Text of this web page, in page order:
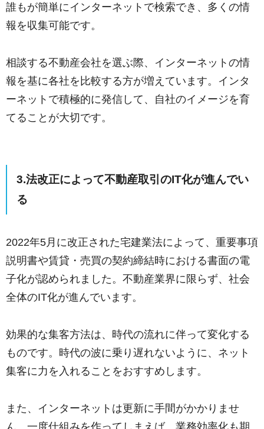
誰もが簡単にインターネットで検索でき、多くの情
報を収集可能です。
相談する不動産会社を選ぶ際、インターネットの情
報を基に各社を比較する方が増えています。インタ
ーネットで積極的に発信して、自社のイメージを育
てることが大切です。
3.法改正によって不動産取引のIT化が進んでい
る
2022年5月に改正された宅建業法によって、重要事項
説明書や賃貸・売買の契約締結時における書面の電
子化が認められました。不動産業界に限らず、社会
全体のIT化が進んでいます。
効果的な集客方法は、時代の流れに伴って変化する
ものです。時代の波に乗り遅れないように、ネット
集客に力を入れることをおすすめします。
また、インターネットは更新に手間がかかりませ
ん。一度仕組みを作ってしまえば、業務効率化も期